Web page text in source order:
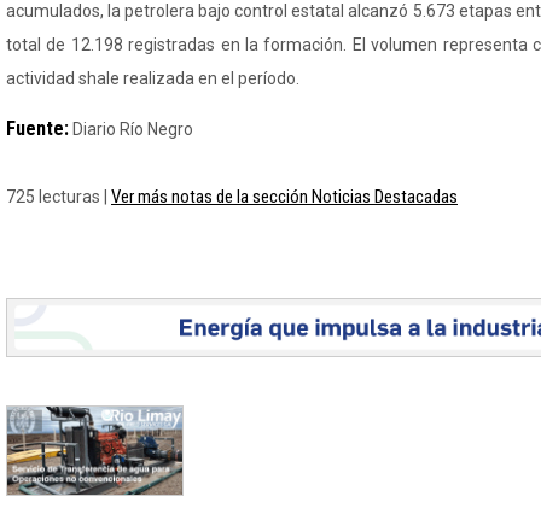
acumulados, la petrolera bajo control estatal alcanzó 5.673 etapas
total de 12.198 registradas en la formación. El volumen representa
actividad shale realizada en el período.
Fuente: Diario Río Negro
725 lecturas | Ver más notas de la sección Noticias Destacadas